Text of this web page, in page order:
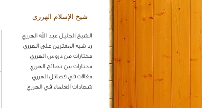
شيخ الإسلام الهرري
الشيخ الجليل عبد الله الهرري
رد شبه المفترين على الهرري
مختارات من دروس الهرري
مختارات من نصائح الهرري
مقالات في فضائل الهرري
شهادات العلماء في الهرري